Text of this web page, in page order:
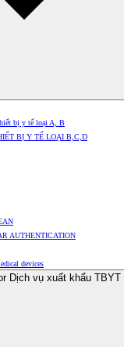
bị y tế loại A, B
BỊ Y TẾ LOẠI B,C,D
AUTHENTICATION
devices
Dịch vụ xuất khẩu TBYT